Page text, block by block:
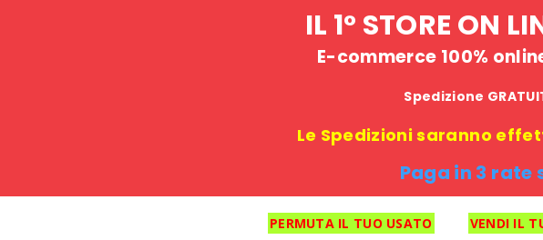
IL 1° STORE ON
E-commerce 100%
Spedizione
Le Spedizioni saranno
Paga in 3 rate
PERMUTA IL TUO USATO VENDI IL